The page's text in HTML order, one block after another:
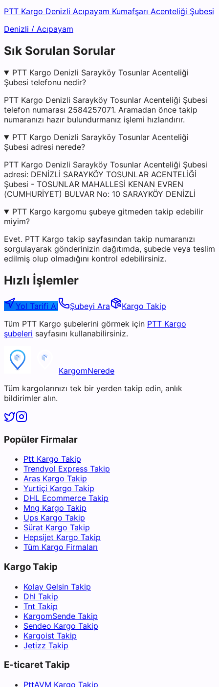
PTT Kargo Denizli Acıpayam Kumafşarı Acenteliği Şubesi
Denizli / Acıpayam
Sık Sorulan Sorular
PTT Kargo Denizli Sarayköy Tosunlar Acenteliği
Şubesi telefonu nedir?
PTT Kargo Denizli Sarayköy Tosunlar Acenteliği Şubesi
telefon numarası 2584257071. Aramadan önce takip
numaranızı hazır bulundurmanız işlemi hızlandırır.
PTT Kargo Denizli Sarayköy Tosunlar Acenteliği
Şubesi adresi nerede?
PTT Kargo Denizli Sarayköy Tosunlar Acenteliği Şubesi
adresi: DENİZLİ SARAYKÖY TOSUNLAR ACENTELİĞİ
Şubesi - TOSUNLAR MAHALLESİ KENAN EVREN
(CUMHURİYET) BULVAR No: 10 SARAYKÖY DENİZLİ
PTT Kargo kargomu şubeye gitmeden takip edebilir
miyim?
Evet. PTT Kargo takip sayfasından takip numaranızı
sorgulayarak gönderinizin dağıtımda, şubede veya teslim
edilmiş olup olmadığını kontrol edebilirsiniz.
Hızlı İşlemler
Yol Tarifi Al Şubeyi Ara
Kargo Takip
Tüm PTT Kargo şubelerini görmek için PTT Kargo
şubeleri sayfasını kullanabilirsiniz.
KargomNerede
Tüm kargolarınızı tek bir yerden takip edin, anlık
bildirimler alın.
Popüler Firmalar
Ptt Kargo Takip
Trendyol Express Takip
Aras Kargo Takip
Yurtiçi Kargo Takip
DHL Ecommerce Takip
Mng Kargo Takip
Ups Kargo Takip
Sürat Kargo Takip
Hepsijet Kargo Takip
Tüm Kargo Firmaları
Kargo Takip
Kolay Gelsin Takip
Dhl Takip
Tnt Takip
KargomSende Takip
Sendeo Kargo Takip
Kargoist Takip
Jetizz Takip
E-ticaret Takip
PttAVM Kargo Takip